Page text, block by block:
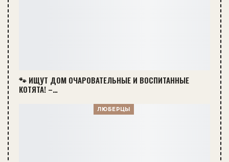
🐾 ИЩУТ ДОМ ОЧАРОВАТЕЛЬНЫЕ И ВОСПИТАННЫЕ
КОТЯТА! –…
ЛЮБЕРЦЫ